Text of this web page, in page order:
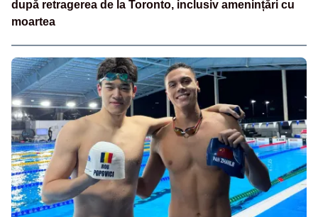
după retragerea de la Toronto, inclusiv amenințări cu
moartea